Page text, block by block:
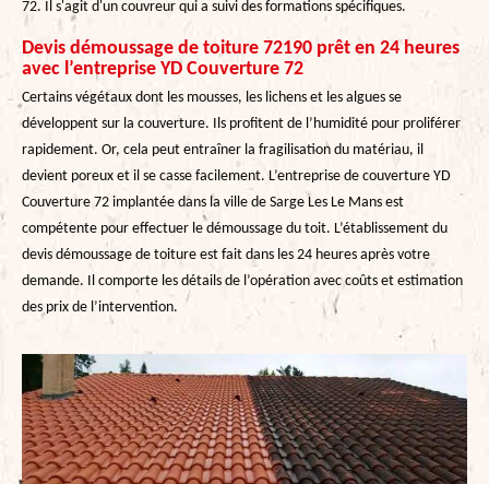
72. Il s'agit d'un couvreur qui a suivi des formations spécifiques.
Devis démoussage de toiture 72190 prêt en 24 heures
avec l’entreprise YD Couverture 72
Certains végétaux dont les mousses, les lichens et les algues se
développent sur la couverture. Ils profitent de l’humidité pour proliférer
rapidement. Or, cela peut entraîner la fragilisation du matériau, il
devient poreux et il se casse facilement. L’entreprise de couverture YD
Couverture 72 implantée dans la ville de Sarge Les Le Mans est
compétente pour effectuer le démoussage du toit. L’établissement du
devis démoussage de toiture est fait dans les 24 heures après votre
demande. Il comporte les détails de l’opération avec coûts et estimation
des prix de l’intervention.